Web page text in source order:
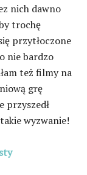
nich dawno
trochę
przytłoczone
nie bardzo
też filmy na
grę
przyszedł
wyzwanie!